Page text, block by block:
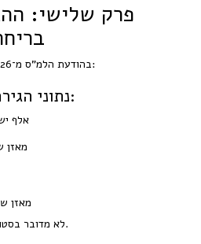
פרק שלישי:
בהודעת הלמ"ס מ־28.01.2026 פורסמו נתונים חריגים:
נתוני הגירה בין־לאומית (2024):
82.8
מאזן
מאזן
לא מדובר בסטודנטים או בנסיעות זמניות בלבד.